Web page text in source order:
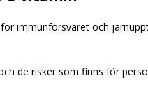
immunförsvaret och
de risker som finns för